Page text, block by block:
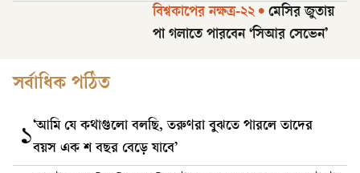
বিশ্বকাপের নক্ষত্র-২২ • মেসির জুতায়
পা গলাতে পারবেন ‘সিআর সেভেন’
সর্বাধিক পঠিত
১‘আমি যে কথাগুলো বলছি, তরুণরা বুঝতে পারলে তাদের
বয়স এক শ বছর বেড়ে যাবে’